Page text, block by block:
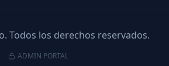
Todos los derechos reservados.
ADMIN PORTAL